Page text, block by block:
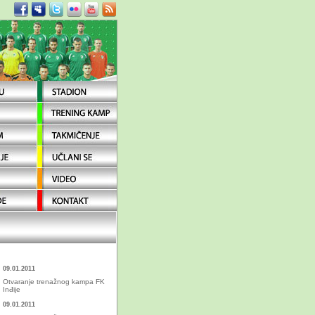
09.01.2011
Otvaranje trenažnog kampa FK
Inđije
09.01.2011